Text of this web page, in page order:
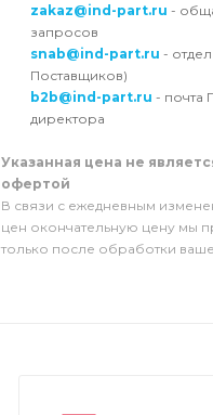
zakaz@ind-part.ru -
запросов
snab@ind-part.ru -
Поставщиков)
b2b@ind-part.ru - почта
директора
Указанная цена не
офертой
В связи с ежедневным
цен окончательную цену мы
только после обработки